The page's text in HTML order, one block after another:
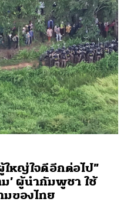
ใหญ่ใจดีอีกต่อไป”
’ ผู้นำกัมพูชา ใช้
ของไทย